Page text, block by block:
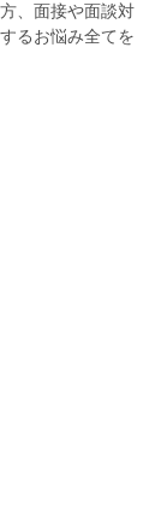
、面接や面談対
るお悩み全てを